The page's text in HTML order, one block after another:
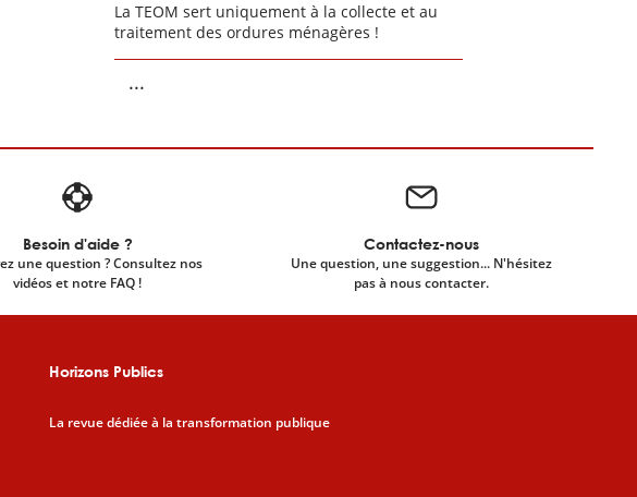
La TEOM sert uniquement à la collecte et au
traitement des ordures ménagères !
...
Besoin d'aide ?
une question ? Consultez nos
vidéos et notre FAQ !
Contactez-nous
Une question, une suggestion... N'hésitez
pas à nous contacter.
Horizons Publics
La revue dédiée à la transformation publique